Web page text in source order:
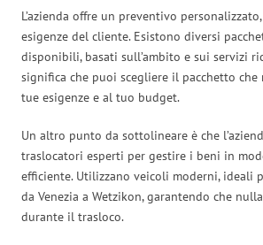
L’azienda offre un preventivo
esigenze del cliente. Esistono diversi
disponibili, basati sull’ambito e sui servizi
significa che puoi scegliere il pacchetto
tue esigenze e al tuo budget.
Un altro punto da sottolineare è che
traslocatori esperti per gestire i beni in
efficiente. Utilizzano veicoli moderni, ideali
da Venezia a Wetzikon, garantendo che
durante il trasloco.